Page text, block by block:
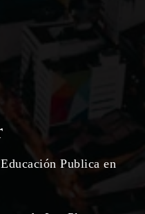
Publica en